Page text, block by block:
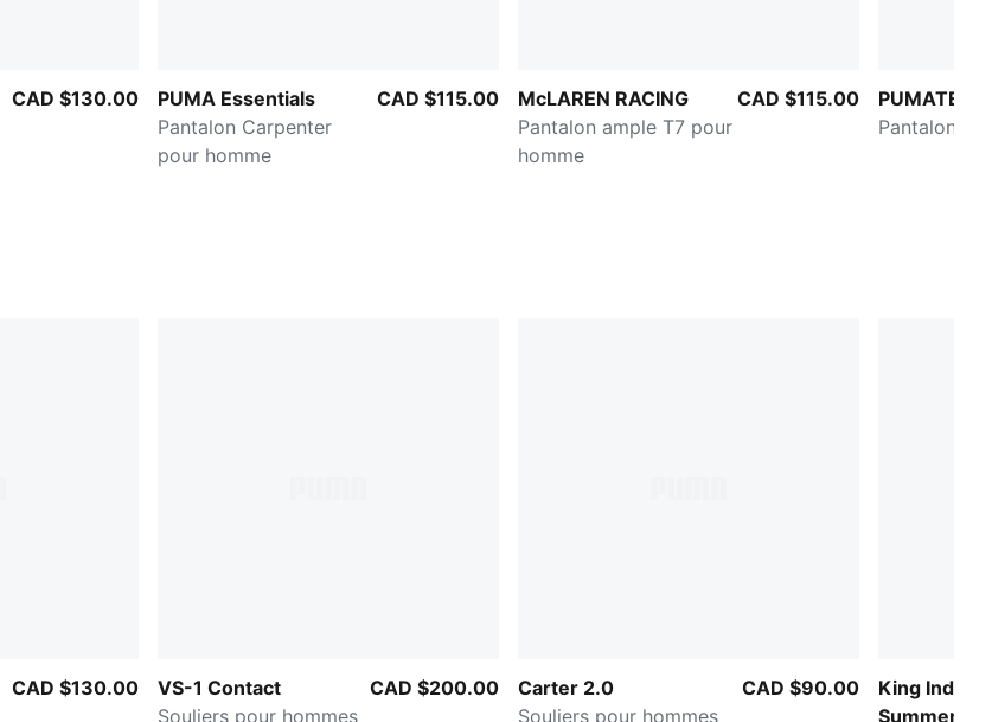
CAD $130.00
PUMA Essentials
Pantalon Carpenter
pour homme
CAD $115.00
McLAREN RACING
Pantalon ample T7 pour
homme
CAD $115.00
PUMATECH
Pantalon
CAD $130.00
VS-1 Contact
Souliers pour hommes
CAD $200.00
Carter 2.0
Souliers pour hommes
CAD $90.00
King Indoor
Summer